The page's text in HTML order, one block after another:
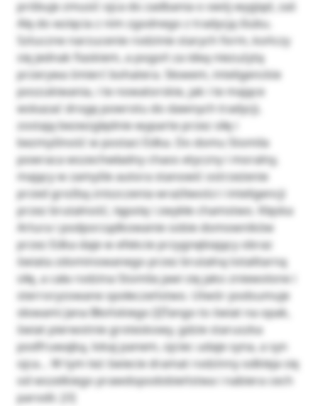
próbuje zmusić ojca do zadbania o swój wygląd, zaś
Alę do wzięcia z nim zgodnego z tradycją ślubu.
Sztuczne narzucenie rodzinie starych form, kończy
się jednak fiaskiem, a pogoń za ideą niezużytą
przerywa śmierć bohatera. Słowem, inteligenckie
poszukiwania, i te nowatorskie, jak i te mające
wskazać drogę powrotu do dawnych tradycji,
zostają bezwzględnie wyparte przez siłę i
bezmyślność w postaci Edka. Do domu Stomila
powraca wszechwładny chaos etyczny i moralny,
mający w zamyśle autora stanowić ostrzeżenie
przed groźbą zniszczenia wrażliwości i inteligencji
przez brutalność, tępotę i zwykłe chamstwo. Klęska
Artura i podporządkowanie sobie domowników
przez Edka daje w efekcie przygnębiający obraz
świata zdominowanego przez brutalną totalitarną
siłę, a cała rodzina Stomila jawi się jako zniewolone i
sterroryzowane społeczeństwo. Utwór podsumuje
słowami Jana Błońskiego [i]Tango to świat na opak,
świat pierwotnie groteskowy, gdzie staruszka
podfruwajką, lokaj panem, ojciec udaje syna, a syn
ojca… W tym też świecie dramat rodzinny odkleja się
od wszelkiego prawdopodobieństwa i nabiera cech
parodii. [/i]